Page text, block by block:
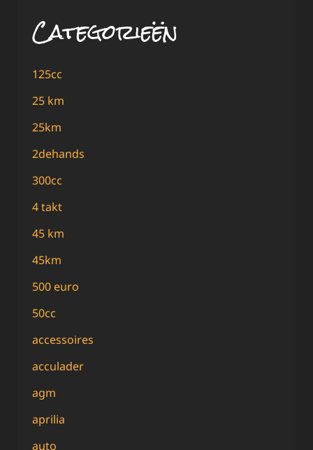
Categorieën
125cc
25 km
25km
2dehands
300cc
4 takt
45 km
45km
500 euro
50cc
accessoires
acculader
agm
aprilia
auto